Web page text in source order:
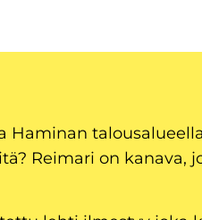
Haminan
Reimari on kanava,